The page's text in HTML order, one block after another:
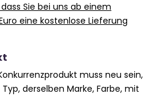
Sie bei uns ab einem
eine kostenlose Lieferung
muss neu sein,
derselben Marke, Farbe, mit